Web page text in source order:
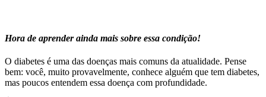
Hora de aprender ainda mais sobre essa condição!
O diabetes é uma das doenças mais comuns da atualidade. Pense
bem: você, muito provavelmente, conhece alguém que tem diabetes,
mas poucos entendem essa doença com profundidade.